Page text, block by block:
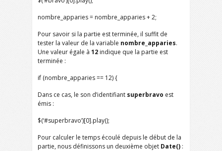
nombre_apparies = nombre_apparies + 2;
Pour savoir si la partie est terminée, il suffit de
tester la valeur de la variable nombre_apparies.
Une valeur égale à 12 indique que la partie est
terminée :
if (nombre_apparies == 12) {
Dans ce cas, le son d’identifiant superbravo est
émis :
$(‘#superbravo’)[0].play();
Pour calculer le temps écoulé depuis le début de la
partie, nous définissons un deuxième objet Date() :